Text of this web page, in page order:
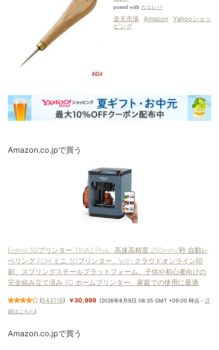
posted with カエレバ
楽天市場 Amazon
Yahooショッ
ピング
Amazon.co.jpで買う
Entina 3Dプリンター TINA2 Plus、高速高精度 250mm/秒 自動レ
ベリング FDM ミニ 3Dプリンター、WiFi クラウドオンライン印
刷、スプリングスチールプラットフォーム、子供や初心者向けの
完全組み立て済み 3D ホームプリンター、家庭での使用に最適
(543118) ￥30,999 (2026年8月9日 08:35 GMT +09:00 時点 -詳
細はこちら)
Amazon.co.jpで買う